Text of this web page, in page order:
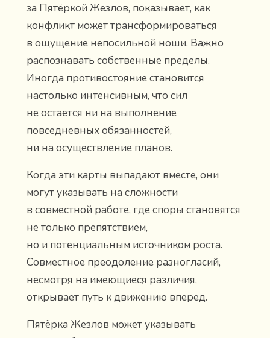
за Пятёркой Жезлов, показывает, как
конфликт может трансформироваться
в ощущение непосильной ноши. Важно
распознавать собственные пределы.
Иногда противостояние становится
настолько интенсивным, что сил
не остается ни на выполнение
повседневных обязанностей,
ни на осуществление планов.
Когда эти карты выпадают вместе, они
могут указывать на сложности
в совместной работе, где споры становятся
не только препятствием,
но и потенциальным источником роста.
Совместное преодоление разногласий,
несмотря на имеющиеся различия,
открывает путь к движению вперед.
Пятёрка Жезлов может указывать